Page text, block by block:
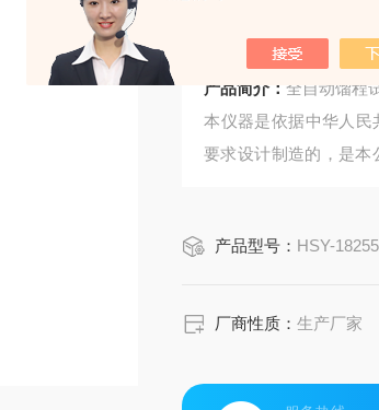
产品简介：全自动馏程
本仪器是依据中华人民
要求设计制造的，是本
产品型号： HSY-
厂商性质：生产厂家